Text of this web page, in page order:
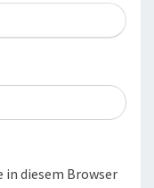
in diesem Browser